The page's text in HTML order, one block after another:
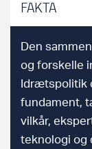
FAKTA
Den
og forskelle
Idrætspolitik
fundament,
vilkår,
teknologi og